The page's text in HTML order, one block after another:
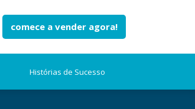
comece a vender agora!
Histórias de Sucesso